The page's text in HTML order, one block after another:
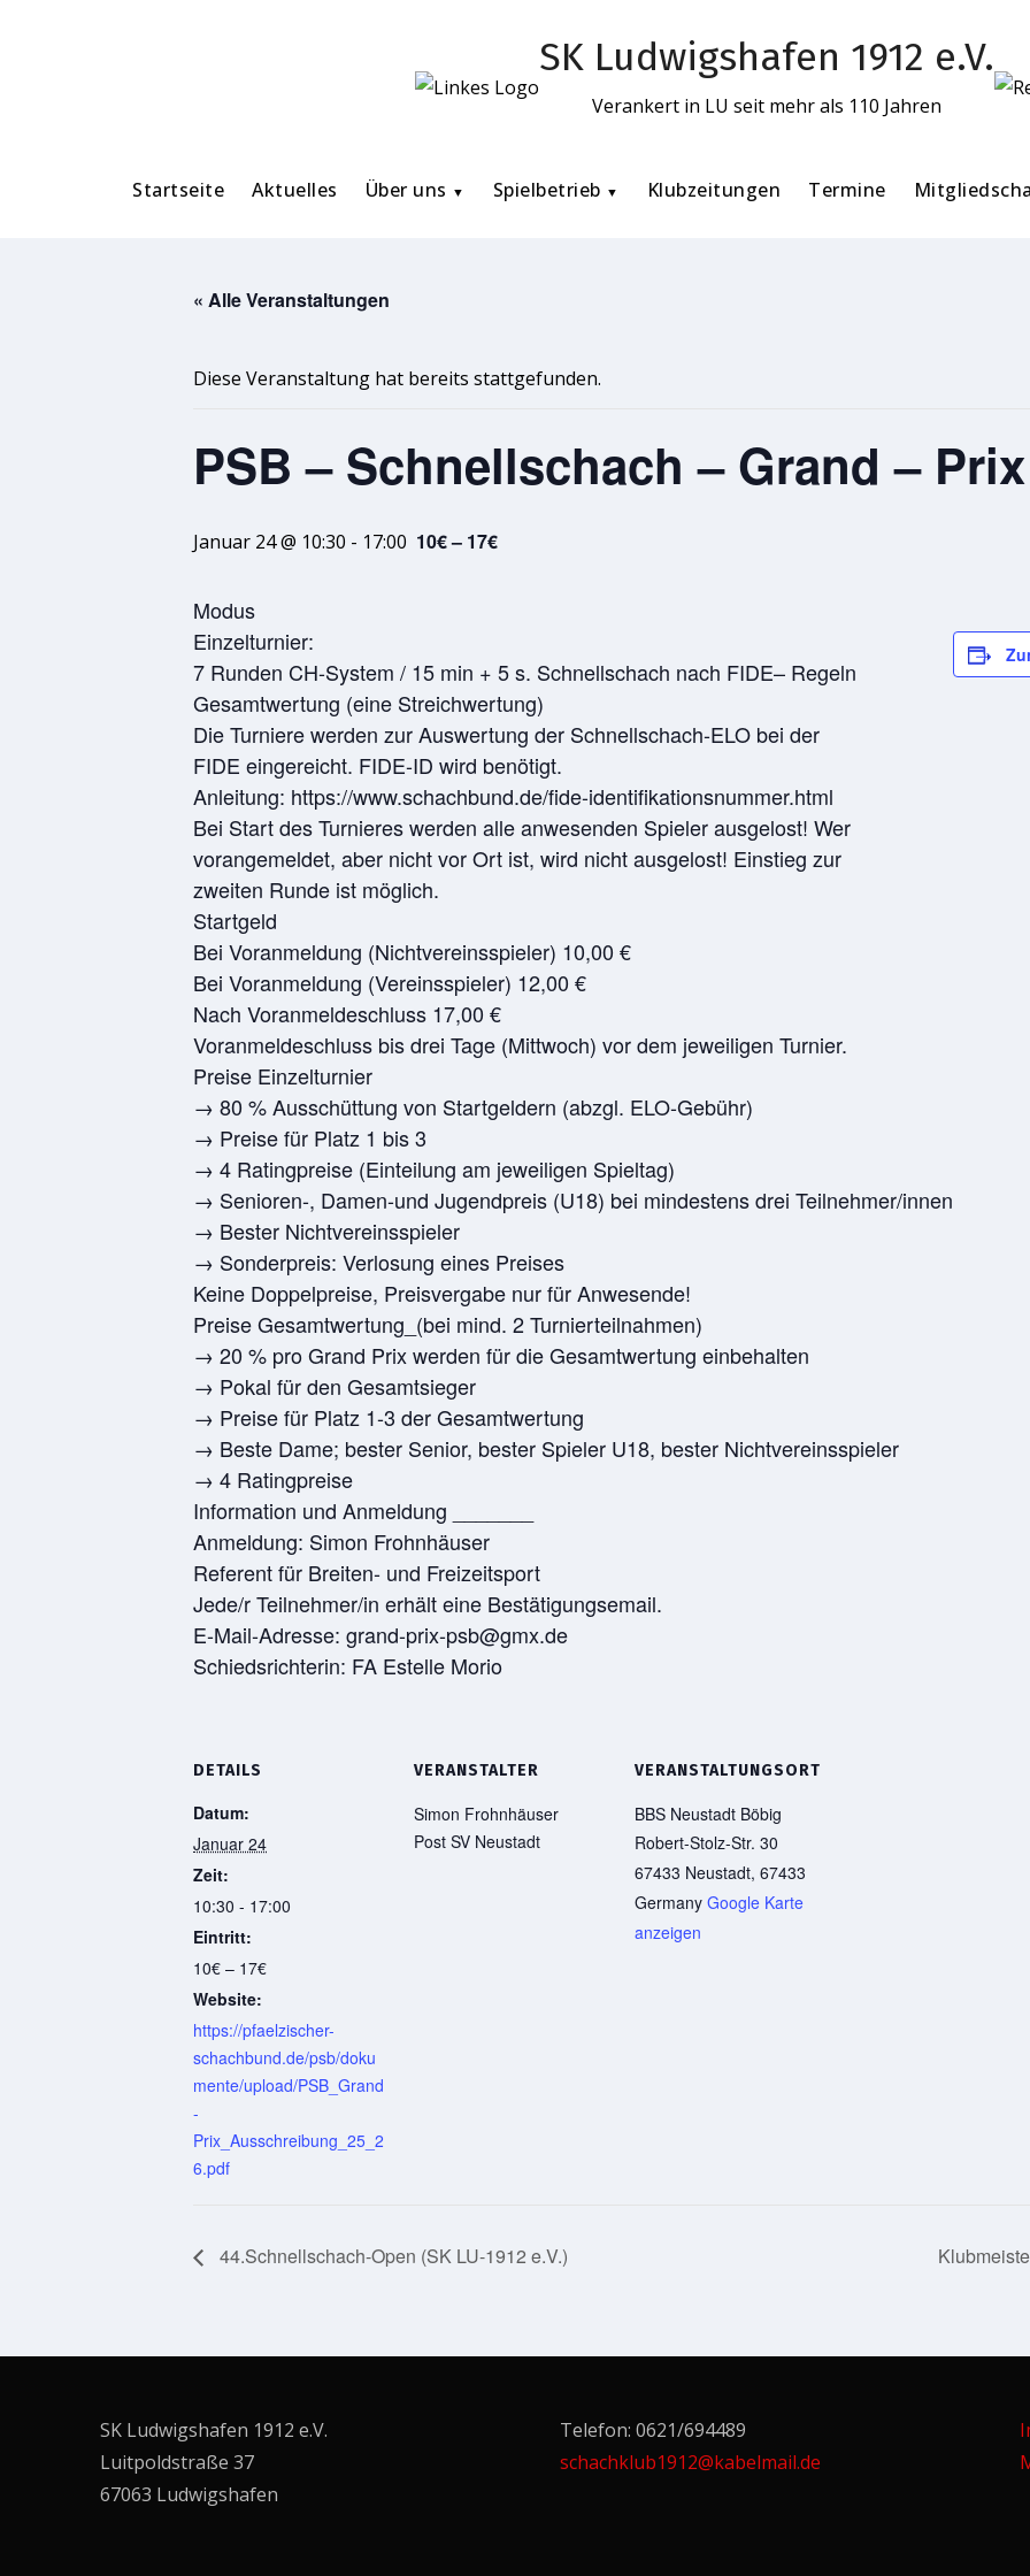
SK Ludwigshafen 1912 e.V.
Verankert in LU seit mehr als 110 Jahren
Startseite Aktuelles Über uns Spielbetrieb Klubzeitungen Termine
« Alle Veranstaltungen
Diese Veranstaltung hat bereits stattgefunden.
PSB – Schnellschach – Grand –
Januar 24 @ 10:30 - 17:00 10€ – 17€
Modus
Einzelturnier:
7 Runden CH-System / 15 min + 5 s. Schnellschach nach FIDE– Regeln
Gesamtwertung (eine Streichwertung)
Die Turniere werden zur Auswertung der Schnellschach-ELO bei der
FIDE eingereicht. FIDE-ID wird benötigt.
Anleitung: https://www.schachbund.de/fide-identifikationsnummer.html
Bei Start des Turnieres werden alle anwesenden Spieler ausgelost! Wer
vorangemeldet, aber nicht vor Ort ist, wird nicht ausgelost! Einstieg zur
zweiten Runde ist möglich.
Startgeld
Bei Voranmeldung (Nichtvereinsspieler) 10,00 €
Bei Voranmeldung (Vereinsspieler) 12,00 €
Nach Voranmeldeschluss 17,00 €
Voranmeldeschluss bis drei Tage (Mittwoch) vor dem jeweiligen Turnier.
Preise Einzelturnier
→ 80 % Ausschüttung von Startgeldern (abzgl. ELO-Gebühr)
→ Preise für Platz 1 bis 3
→ 4 Ratingpreise (Einteilung am jeweiligen Spieltag)
→ Senioren-, Damen-und Jugendpreis (U18) bei mindestens drei Teilnehmer/innen
→ Bester Nichtvereinsspieler
→ Sonderpreis: Verlosung eines Preises
Keine Doppelpreise, Preisvergabe nur für Anwesende!
Preise Gesamtwertung_(bei mind. 2 Turnierteilnahmen)
→ 20 % pro Grand Prix werden für die Gesamtwertung einbehalten
→ Pokal für den Gesamtsieger
→ Preise für Platz 1-3 der Gesamtwertung
→ Beste Dame; bester Senior, bester Spieler U18, bester Nichtvereinsspieler
→ 4 Ratingpreise
Information und Anmeldung _______
Anmeldung: Simon Frohnhäuser
Referent für Breiten- und Freizeitsport
Jede/r Teilnehmer/in erhält eine Bestätigungsemail.
E-Mail-Adresse: grand-prix-psb@gmx.de
Schiedsrichterin: FA Estelle Morio
DETAILS
Datum:
Januar 24
Zeit:
10:30 - 17:00
Eintritt:
10€ – 17€
Website:
https://pfaelzischer-
schachbund.de/psb/doku
mente/upload/PSB_Grand
-
Prix_Ausschreibung_25_2
6.pdf
VERANSTALTER
Simon Frohnhäuser
Post SV Neustadt
VERANSTALTUNGSORT
BBS Neustadt Böbig
Robert-Stolz-Str. 30
67433 Neustadt, 67433
Germany Google Karte
anzeigen
44.Schnellschach-Open (SK LU-1912 e.V.)
SK Ludwigshafen 1912 e.V.
Luitpoldstraße 37
67063 Ludwigshafen
Telefon: 0621/694489
schachklub1912@kabelmail.de